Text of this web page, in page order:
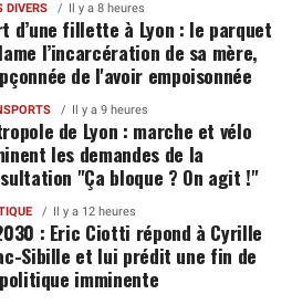
DIVERS Il y a 8 heures
d’une fillette à Lyon : le parquet
l’incarcération de sa mère,
de l'avoir empoisonnée
Il y a 9 heures
de Lyon : marche et vélo
les demandes de la
"Ça bloque ? On agit !"
Il y a 12 heures
: Eric Ciotti répond à Cyrille
Sibille et lui prédit une fin de
imminente